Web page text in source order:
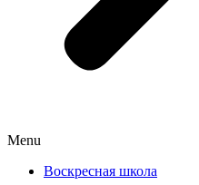
Menu
Воскресная школа